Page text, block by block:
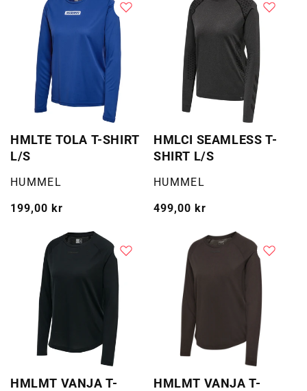
HMLTE TOLA T-SHIRT
L/S
Selger:
HUMMEL
Vanlig
199,00 kr
HMLCI SEAMLESS T-
SHIRT L/S
Selger:
HUMMEL
Vanlig
499,00 kr
HMLMT VANJA T-
HMLMT VANJA T-